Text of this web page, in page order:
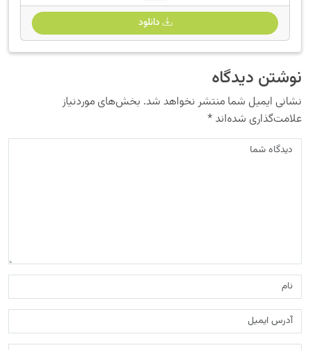
دانلود
نوشتن دیدگاه
نشانی ایمیل شما منتشر نخواهد شد. بخش‌های موردنیاز
علامت‌گذاری شده‌اند*